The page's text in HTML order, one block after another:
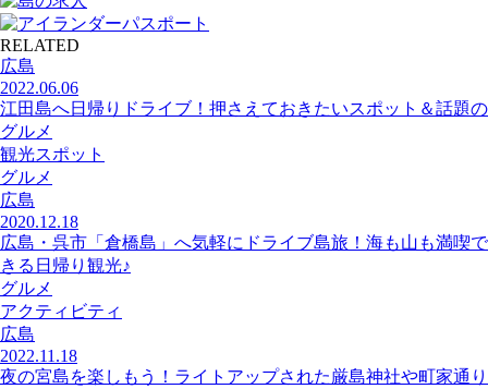
RELATED
広島
2022.06.06
江田島へ日帰りドライブ！押さえておきたいスポット＆話題の
グルメ
観光スポット
グルメ
広島
2020.12.18
広島・呉市「倉橋島」へ気軽にドライブ島旅！海も山も満喫で
きる日帰り観光♪
グルメ
アクティビティ
広島
2022.11.18
夜の宮島を楽しもう！ライトアップされた厳島神社や町家通り